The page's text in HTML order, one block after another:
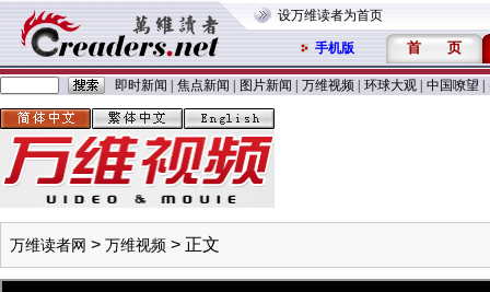
设万维读者为首页
手机版 首 页
即时新闻 焦点新闻 图片新闻 万维视频 环球大观 中国嘹望
万维读者网 > 万维视频 > 正文